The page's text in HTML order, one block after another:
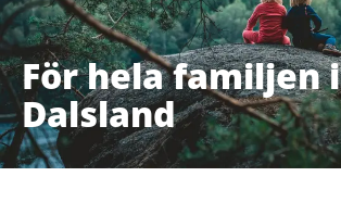
För hela familjen i
Dalsland